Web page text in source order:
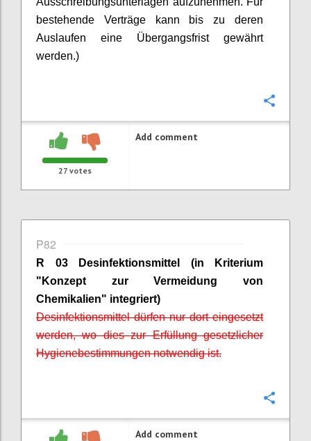
bestehende Verträge kann bis zu deren
Auslaufen eine Übergangsfrist gewährt
werden.)
27 votes
Add comment
P82
R 03 Desinfektionsmittel (in Kriterium
"Konzept zur Vermeidung von
Chemikalien" integriert)
Desinfektionsmittel dürfen nur dort eingesetzt
werden, wo dies zur Erfüllung gesetzlicher
Hygienebestimmungen notwendig ist.
Add comment